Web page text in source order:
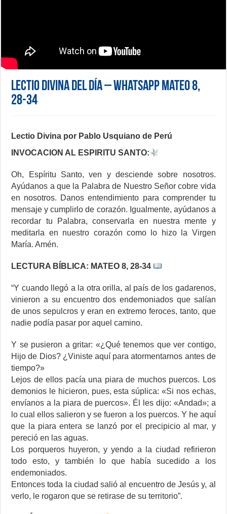
Lectio Divina del día – WhatsApp Mateo 8,
28-34
Lectio Divina por Pablo Usquiano de Perú
INVOCACION AL ESPIRITU SANTO:
Oh, Espíritu Santo, ven y desciende sobre nosotros.
Ayúdanos a que la Palabra de Nuestro Señor cobre vida
en nosotros. Danos entendimiento para comprender tu
mensaje y cumplirlo de corazón. Igualmente, ayúdanos a
recordar tu Palabra, conservarla en nuestra mente y
meditarla en nuestro corazón como lo hizo la Virgen
María. Amén.
LECTURA BÍBLICA: MATEO 8, 28-34
“Y cuando llegó a la otra orilla, al país de los gadarenos,
vinieron a su encuentro dos endemoniados que salían
de unos sepulcros y eran en extremo feroces, tanto, que
nadie podía pasar por aquel camino.
Y se pusieron a gritar: «¿Qué tenemos que ver contigo,
Hijo de Dios? ¿Viniste aquí para atormentarnos antes de
tiempo?»
Lejos de ellos pacía una piara de muchos puercos. Los
demonios le hicieron, pues, esta súplica: «Si nos echas,
envíanos a la piara de puercos». Él les dijo: «Andad»; a
lo cual ellos salieron y se fueron a los puercos. Y he aquí
que la piara entera se lanzó por el precipicio al mar, y
pereció en las aguas.
Los porqueros huyeron, y yendo a la ciudad refirieron
todo esto, y también lo que había sucedido a los
endemoniados.
Entonces toda la ciudad salió al encuentro de Jesús y, al
verlo, le rogaron que se retirase de su territorio”.